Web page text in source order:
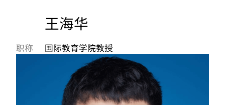
王海华
职称 国际教育学院教授